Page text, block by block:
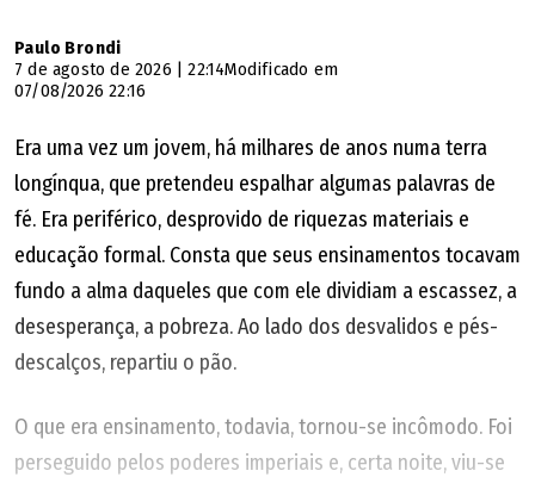
Paulo Brondi
7 de agosto de 2026 | 22:14Modificado em
07/08/2026 22:16
Era uma vez um jovem, há milhares de anos numa terra
longínqua, que pretendeu espalhar algumas palavras de
fé. Era periférico, desprovido de riquezas materiais e
educação formal. Consta que seus ensinamentos tocavam
fundo a alma daqueles que com ele dividiam a escassez, a
desesperança, a pobreza. Ao lado dos desvalidos e pés-
descalços, repartiu o pão.
O que era ensinamento, todavia, tornou-se incômodo. Foi
perseguido pelos poderes imperiais e, certa noite, viu-se